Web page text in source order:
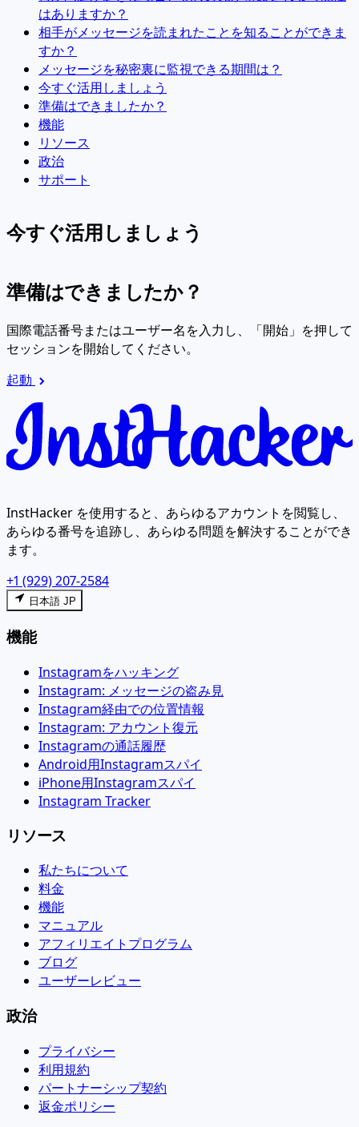
はありますか？
相手がメッセージを読まれたことを知ることができま
すか？
メッセージを秘密裏に監視できる期間は？
今すぐ活用しましょう
準備はできましたか？
機能
リソース
政治
サポート
今すぐ活用しましょう
準備はできましたか？
国際電話番号またはユーザー名を入力し、「開始」を押して
セッションを開始してください。
起動
InstHacker を使用すると、あらゆるアカウントを閲覧し、
あらゆる番号を追跡し、あらゆる問題を解決することができ
ます。
+1 (929) 207-2584
日本語 JP
機能
Instagramをハッキング
Instagram: メッセージの盗み見
Instagram経由での位置情報
Instagram: アカウント復元
Instagramの通話履歴
Android用Instagramスパイ
iPhone用Instagramスパイ
Instagram Tracker
リソース
私たちについて
料金
機能
マニュアル
アフィリエイトプログラム
ブログ
ユーザーレビュー
政治
プライバシー
利用規約
パートナーシップ契約
返金ポリシー